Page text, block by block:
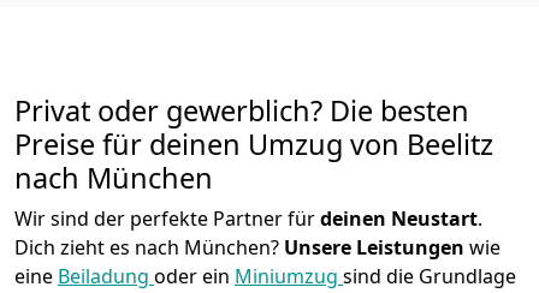
Privat oder gewerblich? Die besten
Preise für deinen Umzug von Beelitz
nach München
Wir sind der perfekte Partner fürdeinen Neustart.
Dich zieht es nach München? Unsere Leistungen wie
eine Beiladung oder ein Miniumzug sind die Grundlage